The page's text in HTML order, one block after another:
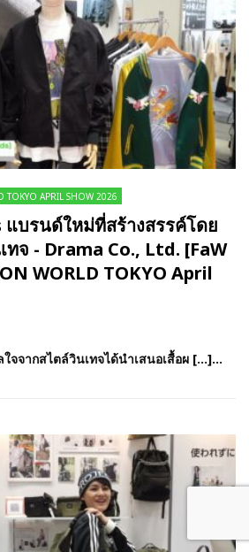
TOKYO APRIL SHOW 2026
บรนด์ใหม่ที่สร้างสรรค์โดย
ทจ - Drama Co., Ltd. [FaW
WORLD TOKYO April
จจากสไตล์วินเทจได้นำเสนอเสื้อผ […]...